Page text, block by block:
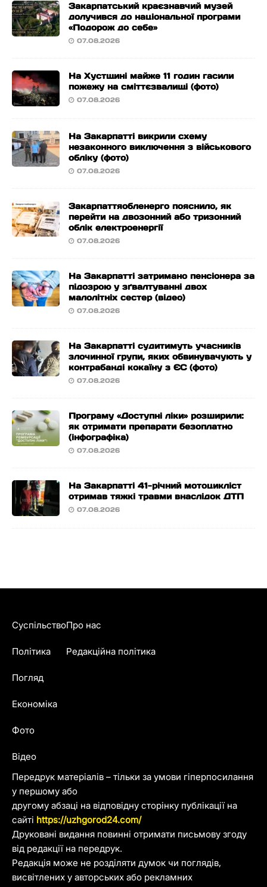
Закарпатський краєзнавчий музей
долучився до національної програми
«Подорож до себе»
07.08.2026
На Хустщині майже 11 годин гасили
пожежу на сміттєзвалищі (фото)
07.08.2026
На Закарпатті викрили схему
незаконного виключення з військового
обліку (фото)
07.08.2026
Закарпаттяобленерго пояснило, як
перейти на двозонний або тризонний
облік електроенергії
07.08.2026
На Закарпатті затримано пенсіонера за
підозрою у зґвалтуванні двох
малолітніх сестер (відео)
07.08.2026
На Закарпатті судитимуть учасників
злочинної групи, яких обвинувачують у
контрабанді кокаїну з ЄС (фото)
07.08.2026
Програму «Доступні ліки» розширили:
як отримати препарати безоплатно
(інфографіка)
07.08.2026
На Закарпатті 41-річний мотоцикліст
отримав тяжкі травми внаслідок ДТП
07.08.2026
Передрук матеріалів – тільки за умови гіперпосилання
у першому або
другому абзаці на відповідну сторінку публікації на
сайті https://uzhgorod24.com/
Друковані видання повинні отримати письмову згоду
від редакції на передрук.
Редакція може не розділяти думок чи поглядів,
висвітлених у авторських або рекламних
Суспільство
Політика
Погляд
Економіка
Фото
Відео
Про нас
Редакційна політика